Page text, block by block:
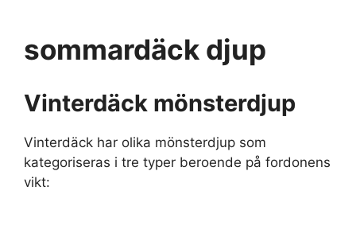
sommardäck djup
Vinterdäck mönsterdjup
Vinterdäck har olika mönsterdjup som
kategoriseras i tre typer beroende på fordonens
vikt: